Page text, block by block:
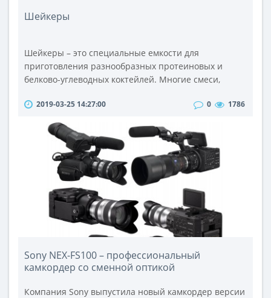
Шейкеры
Шейкеры – это специальные емкости для
приготовления разнообразных протеиновых и
белково-углеводных коктейлей. Многие смеси,
образ жизни, выпускаются в виде порошков,
молоком.На шейкер для спортивного питания цена
установлена невысокая, что делает данные
приспособления вполне доступными для самого
широкого кру..
2019-03-25 14:27:00 0 1786
Sony NEX-FS100 – профессиональный
камкордер со сменной оптикой
Компания Sony выпустила новый камкордер версии